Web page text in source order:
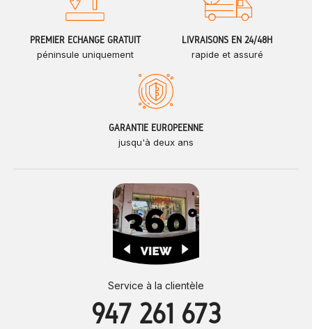
PREMIER ÉCHANGE GRATUIT
péninsule uniquement
LIVRAISONS EN 24/48H
rapide et assuré
GARANTIE EUROPÉENNE
jusqu'à deux ans
Service à la clientèle
947 261 673